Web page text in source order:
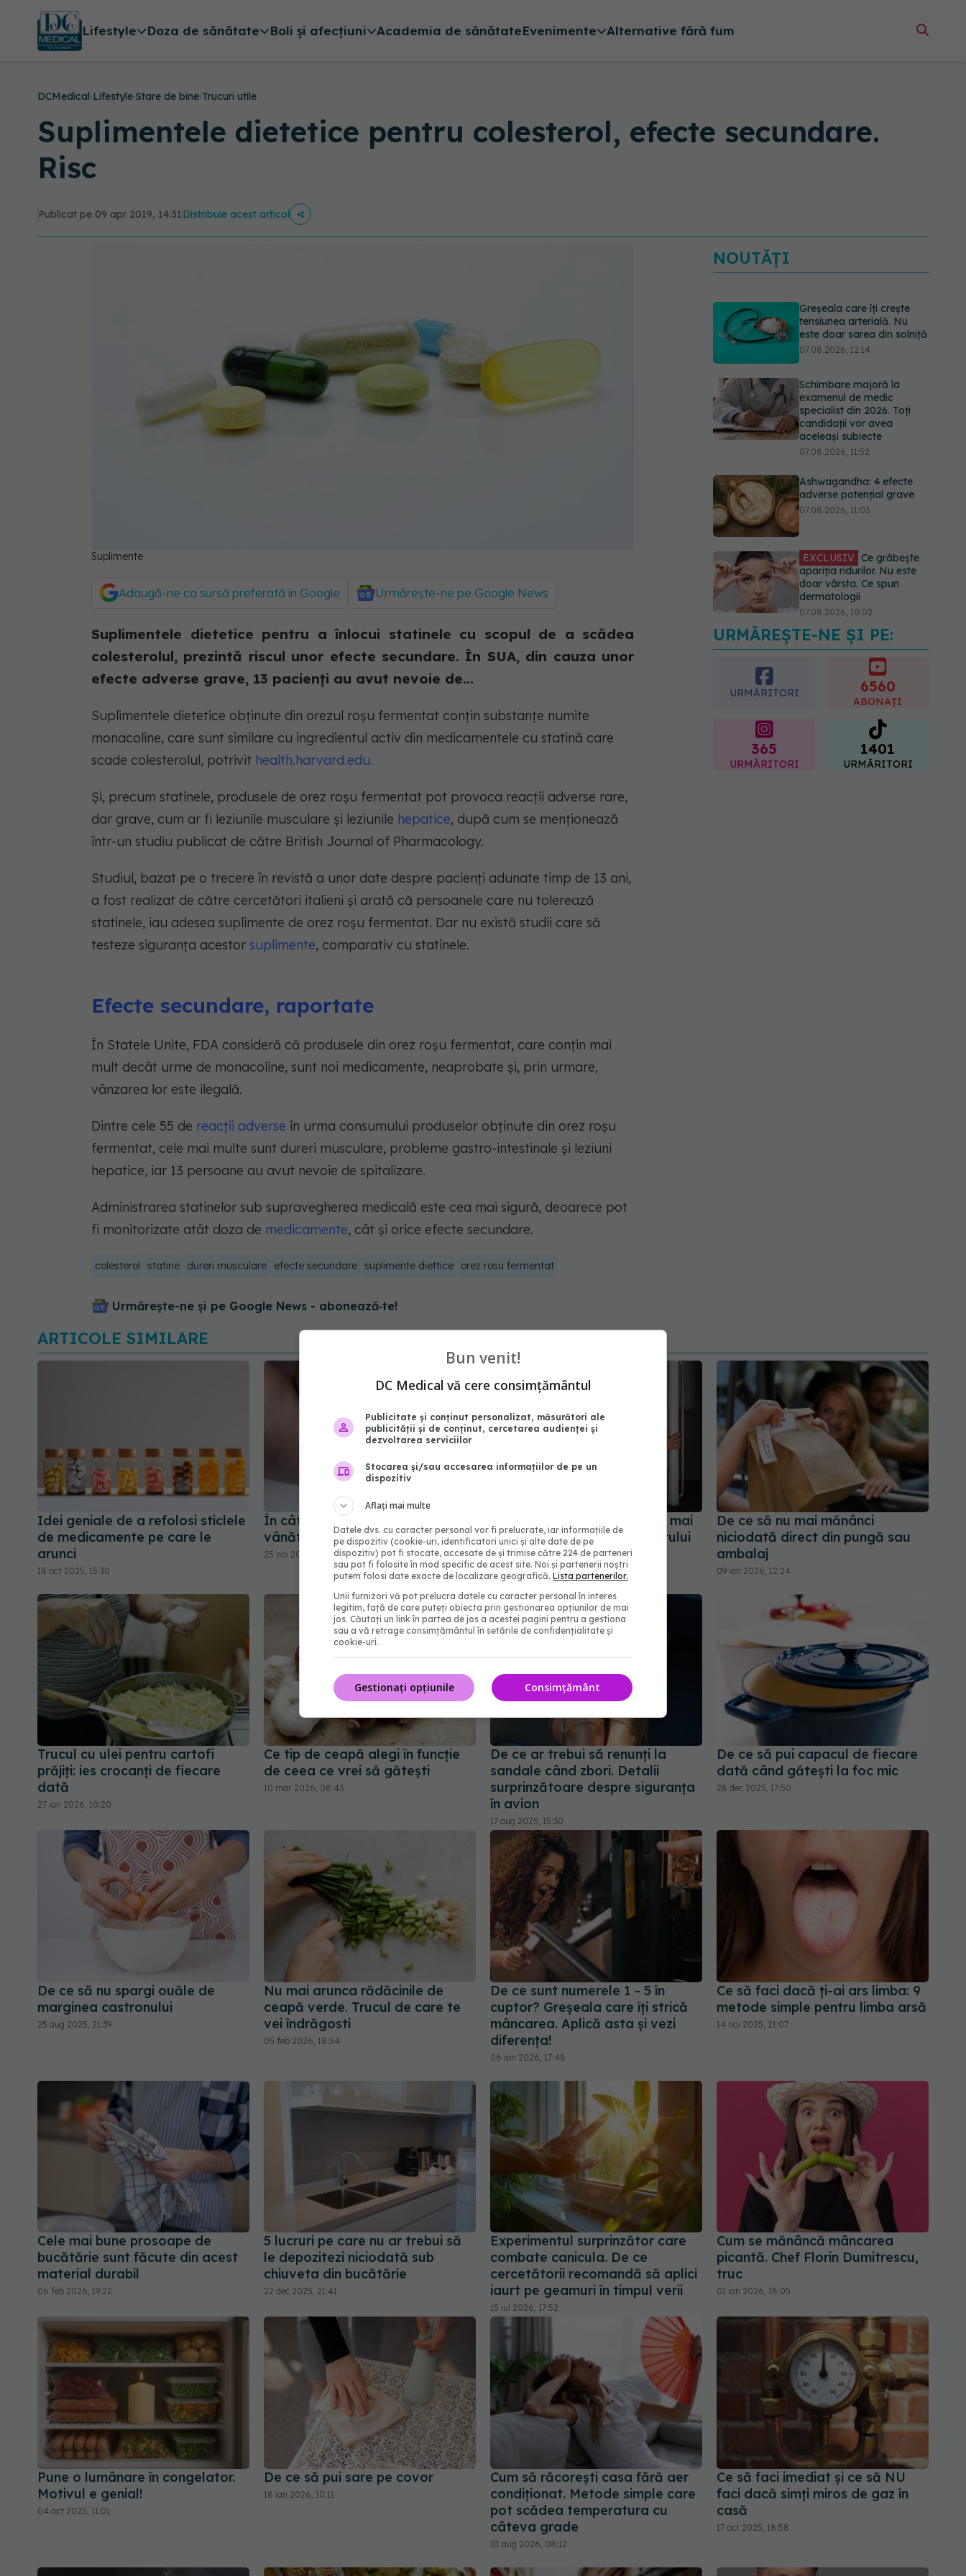
Lifestyle Doza de sănătate Boli și afecțiuni Academia de sănătateEvenimente Alternative fără fum
DCMedical›Lifestyle›Stare de bine›Trucuri utile
Suplimentele dietetice pentru colesterol, efecte secundare.
Risc
Publicat pe 09 apr 2019, 14:31Distribuie acest articol
Suplimente
Adaugă-ne ca sursă preferată în Google Urmărește-ne pe Google News
Suplimentele dietetice pentru a înlocui statinele cu scopul de a scădea
colesterolul, prezintă riscul unor efecte secundare. În SUA, din cauza unor
efecte adverse grave, 13 pacienți au avut nevoie de...
Suplimentele dietetice obținute din orezul roșu fermentat conțin substanțe numite
monacoline, care sunt similare cu ingredientul activ din medicamentele cu statină care
scade colesterolul, potrivit health.harvard.edu.
Și, precum statinele, produsele de orez roșu fermentat pot provoca reacții adverse rare,
dar grave, cum ar fi leziunile musculare și leziunile hepatice, după cum se menționează
într-un studiu publicat de către British Journal of Pharmacology.
Studiul, bazat pe o trecere în revistă a unor date despre pacienți adunate timp de 13 ani,
a fost realizat de către cercetători italieni și arată că persoanele care nu tolerează
statinele, iau adesea suplimente de orez roșu fermentat. Dar nu există studii care să
testeze siguranța acestor suplimente, comparativ cu statinele.
Efecte secundare, raportate
În Statele Unite, FDA consideră că produsele din orez roșu fermentat, care conțin mai
mult decât urme de monacoline, sunt noi medicamente, neaprobate și, prin urmare,
vânzarea lor este ilegală.
Dintre cele 55 de reacții adverse în urma consumului produselor obținute din orez roșu
fermentat, cele mai multe sunt dureri musculare, probleme gastro-intestinale și leziuni
hepatice, iar 13 persoane au avut nevoie de spitalizare.
Administrarea statinelor sub supravegherea medicală este cea mai sigură, deoarece pot
fi monitorizate atât doza de medicamente, cât și orice efecte secundare.
colesterol statine dureri musculare efecte secundare suplimente diettice orez rosu fermentat
Urmărește-ne și pe Google News - abonează‑te!
NOUTĂȚI
Greșeala care îți crește
tensiunea arterială. Nu
este doar sarea din solniță
07.08.2026, 12:14
Schimbare majoră la
examenul de medic
specialist din 2026. Toți
candidații vor avea
aceleași subiecte
07.08.2026, 11:52
Ashwagandha: 4 efecte
adverse potențial grave
07.08.2026, 11:03
EXCLUSIV Ce grăbește
apariția ridurilor. Nu este
doar vârsta. Ce spun
dermatologii
07.08.2026, 10:02
Alina Pușcău dezvăluie
diagnosticul care i-a
schimbat viața: Am cancer
la sân. Am intrat în
URMĂREȘTE-NE ȘI PE:
URMĂRITORI 6560
ABONAȚI
365
URMĂRITORI
1401
URMĂRITORI
ARTICOLE SIMILARE
Idei geniale de a refolosi sticlele
de medicamente pe care le
arunci
18 oct 2025, 15:30
În cât timp se vindecă o
vânătaie și cum o tratezi corect
25 noi 2025, 19:26
5 alimente pe care să NU le mai
pui niciodată pe ușa frigiderului
26 dec 2025, 09:56
De ce să nu mai mănânci
niciodată direct din pungă sau
ambalaj
09 ian 2026, 12:24
Trucul cu ulei pentru cartofi
prăjiți: ies crocanți de fiecare
dată
27 ian 2026, 10:20
Ce tip de ceapă alegi în funcție
de ceea ce vrei să gătești
10 mar 2026, 08:43
De ce ar trebui să renunți la
sandale când zbori. Detalii
surprinzătoare despre siguranța
în avion
17 aug 2025, 15:30
De ce să pui capacul de fiecare
dată când gătești la foc mic
28 dec 2025, 17:50
De ce să nu spargi ouăle de
marginea castronului
25 aug 2025, 21:39
Nu mai arunca rădăcinile de
ceapă verde. Trucul de care te
vei îndrăgosti
05 feb 2026, 18:54
De ce sunt numerele 1 - 5 în
cuptor? Greșeala care îți strică
mâncarea. Aplică asta și vezi
diferența!
06 ian 2026, 17:48
Ce să faci dacă ți-ai ars limba: 9
metode simple pentru limba arsă
14 noi 2025, 21:07
Cele mai bune prosoape de
bucătărie sunt făcute din acest
material durabil
06 feb 2026, 19:22
5 lucruri pe care nu ar trebui să
le depozitezi niciodată sub
chiuveta din bucătărie
22 dec 2025, 21:41
Experimentul surprinzător care
combate canicula. De ce
cercetătorii recomandă să aplici
iaurt pe geamuri în timpul verii
15 iul 2026, 17:52
Cum se mănâncă mâncarea
picantă. Chef Florin Dumitrescu,
truc
01 ian 2026, 18:05
Pune o lumânare în congelator.
Motivul e genial!
04 oct 2025, 11:01
De ce să pui sare pe covor
18 ian 2026, 10:11
Cum să răcorești casa fără aer
condiționat. Metode simple care
pot scădea temperatura cu
câteva grade
01 aug 2026, 08:12
Ce să faci imediat și ce să NU
faci dacă simți miros de gaz în
casă
17 oct 2025, 18:58
Bun venit!
DC Medical vă cere consimțământul
Publicitate și conținut personalizat, măsurători ale
publicității și de conținut, cercetarea audienței și
dezvoltarea serviciilor
Stocarea și/sau accesarea informațiilor de pe un
dispozitiv
Aflați mai multe
Datele dvs. cu caracter personal vor fi prelucrate, iar informațiile de
pe dispozitiv (cookie-uri, identificatori unici și alte date de pe
dispozitiv) pot fi stocate, accesate de și trimise către 224 de parteneri
sau pot fi folosite în mod specific de acest site. Noi și partenerii noștri
putem folosi date exacte de localizare geografică. Lista partenerilor.
Unii furnizori vă pot prelucra datele cu caracter personal în interes
legitim, față de care puteți obiecta prin gestionarea opțiunilor de mai
jos. Căutați un link în partea de jos a acestei pagini pentru a gestiona
sau a vă retrage consimțământul în setările de confidențialitate și
cookie-uri.
Consimțământ
Gestionați opțiunile